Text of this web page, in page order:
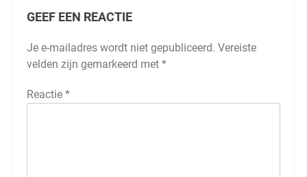
GEEF EEN REACTIE
Je e-mailadres wordt niet gepubliceerd. Vereiste
velden zijn gemarkeerd met *
Reactie *